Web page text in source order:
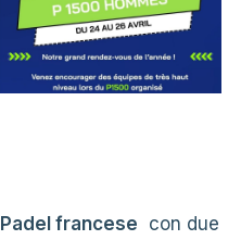
Padel francese con due